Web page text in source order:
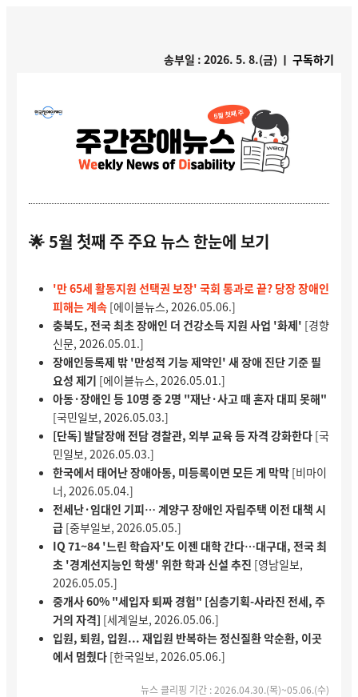
송부일 : 2026. 5. 8.(금) ㅣ 구독하기
🌟 5월 첫째 주 주요 뉴스 한눈에 보기
'만 65세 활동지원 선택권 보장' 국회 통과로 끝? 당장 장애인
피해는 계속 [에이블뉴스, 2026.05.06.]
충북도, 전국 최초 장애인 더 건강소득 지원 사업 '화제' [경향
신문, 2026.05.01.]
장애인등록제 밖 '만성적 기능 제약인' 새 장애 진단 기준 필
요성 제기 [에이블뉴스, 2026.05.01.]
아동·장애인 등 10명 중 2명 "재난·사고 때 혼자 대피 못해"
[국민일보, 2026.05.03.]
[단독] 발달장애 전담 경찰관, 외부 교육 등 자격 강화한다 [국
민일보, 2026.05.03.]
한국에서 태어난 장애아동, 미등록이면 모든 게 막막 [비마이
너, 2026.05.04.]
전세난·임대인 기피… 계양구 장애인 자립주택 이전 대책 시
급 [중부일보, 2026.05.05.]
IQ 71~84 '느린 학습자'도 이젠 대학 간다…대구대, 전국 최
초 '경계선지능인 학생' 위한 학과 신설 추진 [영남일보,
2026.05.05.]
중개사 60% "세입자 퇴짜 경험" [심층기획-사라진 전세, 주
거의 자격] [세계일보, 2026.05.06.]
입원, 퇴원, 입원... 재입원 반복하는 정신질환 악순환, 이곳
에서 멈췄다 [한국일보, 2026.05.06.]
뉴스 클리핑 기간 : 2026.04.30.(목)~05.06.(수)